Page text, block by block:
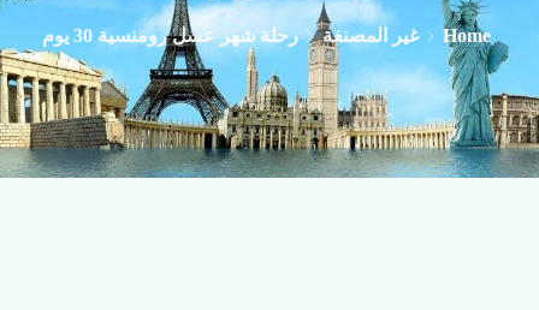
Home غير المصنفة رحلة شهر عسل رومنسية 30 يوم